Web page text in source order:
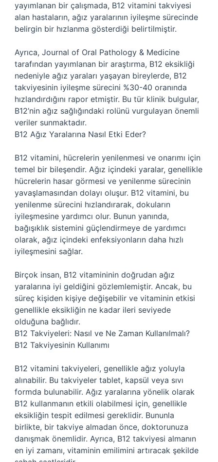
yayımlanan bir çalışmada, B12 vitamini takviyesi
alan hastaların, ağız yaralarının iyileşme sürecinde
belirgin bir hızlanma gösterdiği belirtilmiştir.
Ayrıca, Journal of Oral Pathology & Medicine
tarafından yayımlanan bir araştırma, B12 eksikliği
nedeniyle ağız yaraları yaşayan bireylerde, B12
takviyesinin iyileşme sürecini %30-40 oranında
hızlandırdığını rapor etmiştir. Bu tür klinik bulgular,
B12’nin ağız sağlığındaki rolünü vurgulayan önemli
veriler sunmaktadır.
B12 Ağız Yaralarına Nasıl Etki Eder?
B12 vitamini, hücrelerin yenilenmesi ve onarımı için
temel bir bileşendir. Ağız içindeki yaralar, genellikle
hücrelerin hasar görmesi ve yenilenme sürecinin
yavaşlamasından dolayı oluşur. B12 vitamini, bu
yenilenme sürecini hızlandırarak, dokuların
iyileşmesine yardımcı olur. Bunun yanında,
bağışıklık sistemini güçlendirmeye de yardımcı
olarak, ağız içindeki enfeksiyonların daha hızlı
iyileşmesini sağlar.
Birçok insan, B12 vitamininin doğrudan ağız
yaralarına iyi geldiğini gözlemlemiştir. Ancak, bu
süreç kişiden kişiye değişebilir ve vitaminin etkisi
genellikle eksikliğin ne kadar ileri seviyede
olduğuna bağlıdır.
B12 Takviyeleri: Nasıl ve Ne Zaman Kullanılmalı?
B12 Takviyesinin Kullanımı
B12 vitamini takviyeleri, genellikle ağız yoluyla
alınabilir. Bu takviyeler tablet, kapsül veya sıvı
formda bulunabilir. Ağız yaralarına yönelik olarak
B12 kullanmanın etkili olabilmesi için, genellikle
eksikliğin tespit edilmesi gereklidir. Bununla
birlikte, bir takviye almadan önce, doktorunuza
danışmak önemlidir. Ayrıca, B12 takviyesi almanın
en iyi zamanı, vitaminin emilimini artıracak şekilde